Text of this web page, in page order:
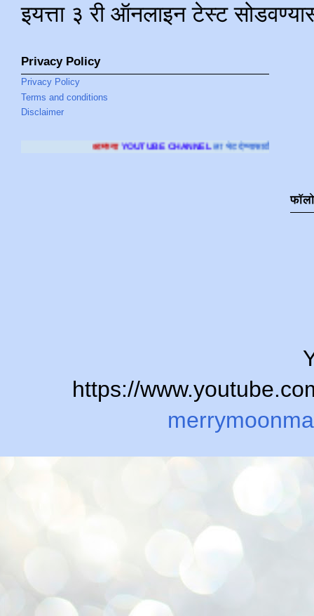
इयत्ता ३ री ऑनलाइन टेस्ट
Privacy Policy
Privacy Policy
Terms and conditions
Disclaimer
YOUTUBE CHANNELला भेट देण्यासाठी क्लिक करा.
https://